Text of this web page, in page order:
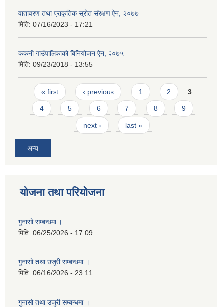
वातावरण तथा प्राकृतिक स्रोत संरक्षण ऐन, २०७७
मिति: 07/16/2023 - 17:21
ककनी गाउँपालिकाको बिनियोजन ऐन, २०७५
मिति: 09/23/2018 - 13:55
Pages
« first ‹ previous 1 2 3
4 5 6 7 8 9
next › last »
अन्य
योजना तथा परियोजना
गुनासो सम्बन्धमा ।
मिति: 06/25/2026 - 17:09
गुनासो तथा उजुरी सम्बन्धमा ।
मिति: 06/16/2026 - 23:11
गुनासो तथा उजुरी सम्बन्धमा ।